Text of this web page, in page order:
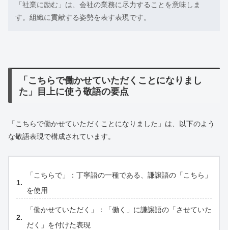
「社業に励む」は、会社の業務に尽力することを意味しま
す。組織に貢献する姿勢を表す表現です。
「こちらで働かせていただくことになりまし
た」目上に使う敬語の要点
「こちらで働かせていただくことになりました」は、以下のよう
な敬語表現で構成されています。
「こちらで」：丁寧語の一種である、謙譲語の「こちら」
を使用
「働かせていただく」：「働く」に謙譲語の「させていた
だく」を付けた表現